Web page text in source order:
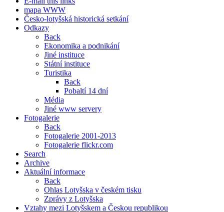
mapa WWW
Česko-lotyšská historická setkání
Odkazy
Back
Ekonomika a podnikání
Jiné instituce
Státní instituce
Turistika
Back
Pobaltí 14 dní
Média
Jiné www servery
Fotogalerie
Back
Fotogalerie 2001-2013
Fotogalerie flickr.com
Search
Archive
Aktuální informace
Back
Ohlas Lotyšska v českém tisku
Zprávy z Lotyšska
Vztahy mezi Lotyšskem a Českou republikou